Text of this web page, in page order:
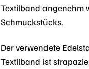
Textilband angenehm
Schmuckstücks.
Der verwendete
Textilband ist